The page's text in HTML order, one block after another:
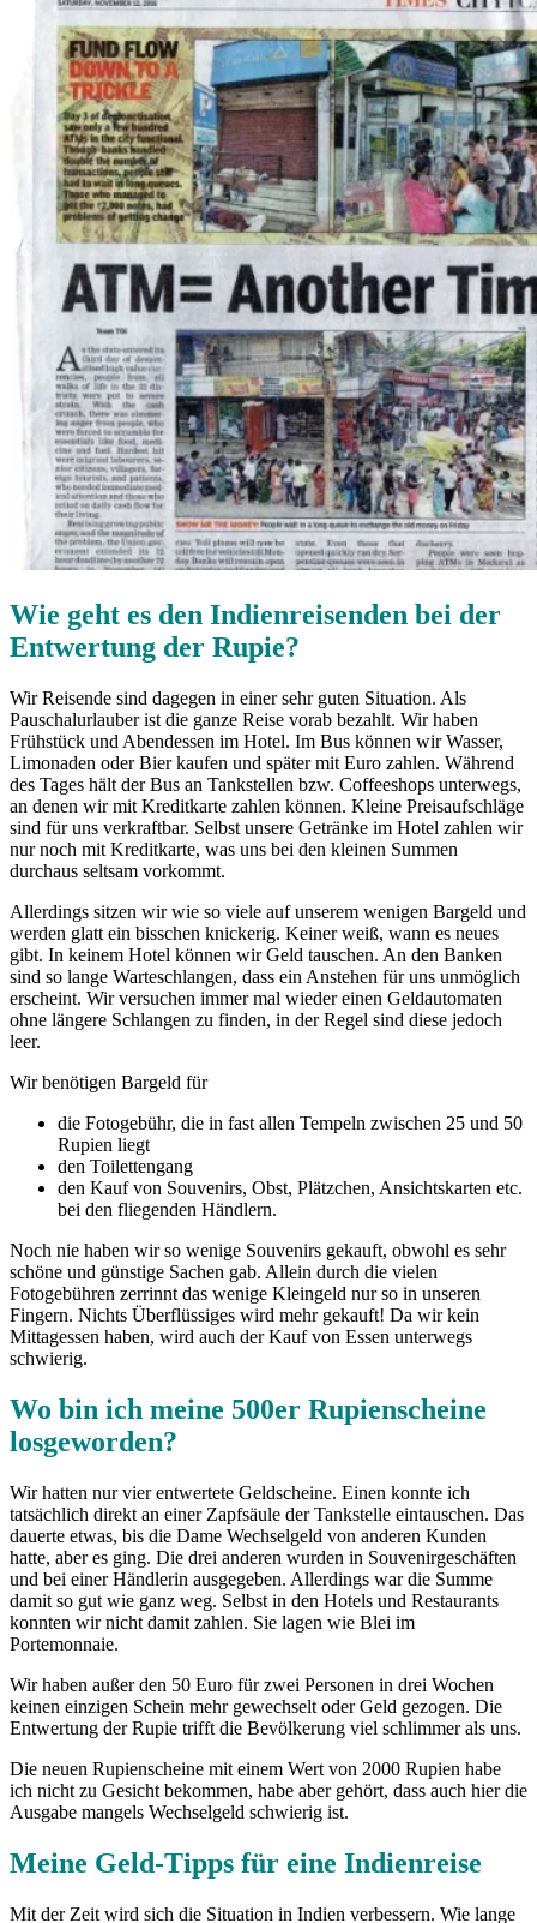
Wie geht es den Indienreisenden bei der
Entwertung der Rupie?
Wir Reisende sind dagegen in einer sehr guten Situation. Als
Pauschalurlauber ist die ganze Reise vorab bezahlt. Wir haben
Frühstück und Abendessen im Hotel. Im Bus können wir Wasser,
Limonaden oder Bier kaufen und später mit Euro zahlen. Während
des Tages hält der Bus an Tankstellen bzw. Coffeeshops unterwegs,
an denen wir mit Kreditkarte zahlen können. Kleine Preisaufschläge
sind für uns verkraftbar. Selbst unsere Getränke im Hotel zahlen wir
nur noch mit Kreditkarte, was uns bei den kleinen Summen
durchaus seltsam vorkommt.
Allerdings sitzen wir wie so viele auf unserem wenigen Bargeld und
werden glatt ein bisschen knickerig. Keiner weiß, wann es neues
gibt. In keinem Hotel können wir Geld tauschen. An den Banken
sind so lange Warteschlangen, dass ein Anstehen für uns unmöglich
erscheint. Wir versuchen immer mal wieder einen Geldautomaten
ohne längere Schlangen zu finden, in der Regel sind diese jedoch
leer.
Wir benötigen Bargeld für
die Fotogebühr, die in fast allen Tempeln zwischen 25 und 50
Rupien liegt
den Toilettengang
den Kauf von Souvenirs, Obst, Plätzchen, Ansichtskarten etc.
bei den fliegenden Händlern.
Noch nie haben wir so wenige Souvenirs gekauft, obwohl es sehr
schöne und günstige Sachen gab. Allein durch die vielen
Fotogebühren zerrinnt das wenige Kleingeld nur so in unseren
Fingern. Nichts Überflüssiges wird mehr gekauft! Da wir kein
Mittagessen haben, wird auch der Kauf von Essen unterwegs
schwierig.
Wo bin ich meine 500er Rupienscheine
losgeworden?
Wir hatten nur vier entwertete Geldscheine. Einen konnte ich
tatsächlich direkt an einer Zapfsäule der Tankstelle eintauschen. Das
dauerte etwas, bis die Dame Wechselgeld von anderen Kunden
hatte, aber es ging. Die drei anderen wurden in Souvenirgeschäften
und bei einer Händlerin ausgegeben. Allerdings war die Summe
damit so gut wie ganz weg. Selbst in den Hotels und Restaurants
konnten wir nicht damit zahlen. Sie lagen wie Blei im
Portemonnaie.
Wir haben außer den 50 Euro für zwei Personen in drei Wochen
keinen einzigen Schein mehr gewechselt oder Geld gezogen. Die
Entwertung der Rupie trifft die Bevölkerung viel schlimmer als uns.
Die neuen Rupienscheine mit einem Wert von 2000 Rupien habe
ich nicht zu Gesicht bekommen, habe aber gehört, dass auch hier die
Ausgabe mangels Wechselgeld schwierig ist.
Meine Geld-Tipps für eine Indienreise
Mit der Zeit wird sich die Situation in Indien verbessern. Wie lange